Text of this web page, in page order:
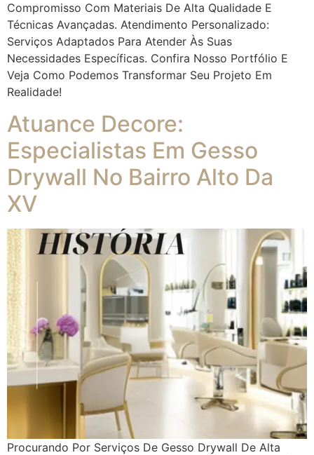
Compromisso Com Materiais De Alta Qualidade E
Técnicas Avançadas. Atendimento Personalizado:
Serviços Adaptados Para Atender Às Suas
Necessidades Específicas. Confira Nosso Portfólio E
Veja Como Podemos Transformar Seu Projeto Em
Realidade!
Atuance Decore:
Especialistas Em Gesso
Drywall No Bairro Alto Da
XV
Procurando Por Serviços De Gesso Drywall De Alta